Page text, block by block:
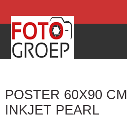
POSTER 60X90 CM
INKJET PEARL